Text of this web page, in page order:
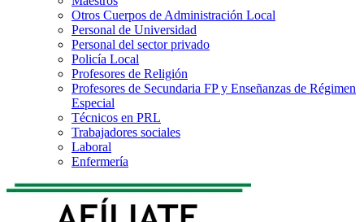
Otros Cuerpos de Administración Local
Personal de Universidad
Personal del sector privado
Policía Local
Profesores de Religión
Profesores de Secundaria FP y Enseñanzas de Régimen
Especial
Técnicos en PRL
Trabajadores sociales
Laboral
Enfermería